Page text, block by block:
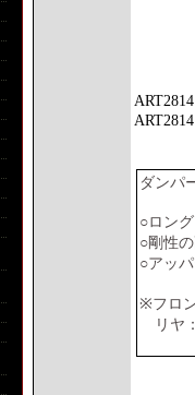
ART2814
ART2814
ダンパ
○ロン
○剛性
○アッ
※フロ
リヤ